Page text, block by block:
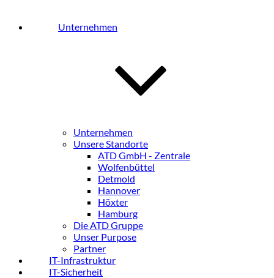
Unternehmen
Unternehmen
Unsere Standorte
ATD GmbH - Zentrale
Wolfenbüttel
Detmold
Hannover
Höxter
Hamburg
Die ATD Gruppe
Unser Purpose
Partner
IT-Infrastruktur
IT-Sicherheit